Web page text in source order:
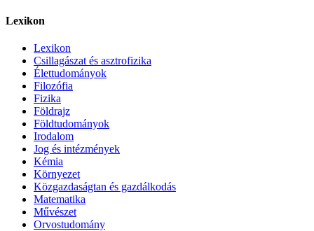
Lexikon
Lexikon
Csillagászat és asztrofizika
Élettudományok
Filozófia
Fizika
Földrajz
Földtudományok
Irodalom
Jog és intézmények
Kémia
Környezet
Közgazdaságtan és gazdálkodás
Matematika
Művészet
Orvostudomány